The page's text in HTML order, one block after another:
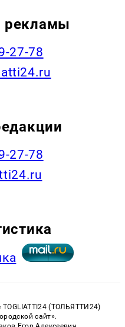
рекламы
27-78
27-78
TOGLIATTI24 (ТОЛЬЯТТИ24)
сайт».